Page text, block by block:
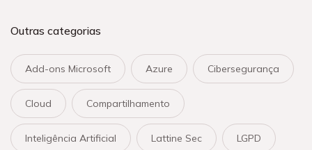
Outras categorias
Add-ons Microsoft Azure Cibersegurança
Cloud Compartilhamento
Inteligência Artificial Lattine Sec LGPD